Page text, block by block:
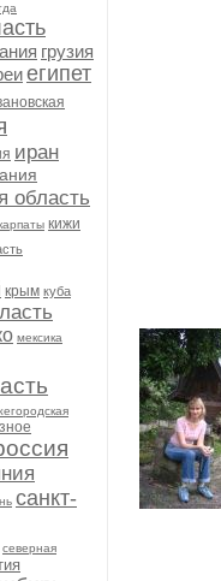
грузия
египет
иран
область
кижи
крым куба
мексика
санкт-
северная